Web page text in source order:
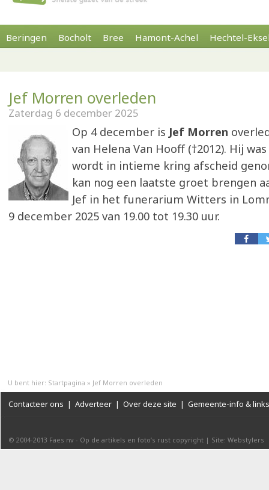
Beringen Bocholt Bree Hamont-Achel Hechtel-
Jef Morren overleden
Zaterdag 6 december 2025
Op 4 december is Jef Morren
van Helena Van Hooff (†2012). Hij was
wordt in intieme kring afscheid
kan nog een laatste groet brengen
Jef in het funerarium Witters in
9 december 2025 van 19.00 tot 19.30 uur.
U bent hier: Startpagina » Jef Morren overleden
Contacteer ons | Adverteer | Over deze site | Gemeente-info & links
© 2004-2013 Faes nv - Op de artikels en foto’s rust copyright | Site: Webstylers